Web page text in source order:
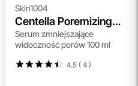
Skin1004
Centella Poremizing
Fresh Ampoule
Serum zmniejszające
widoczność porów 100 ml
4.5 ( 4)